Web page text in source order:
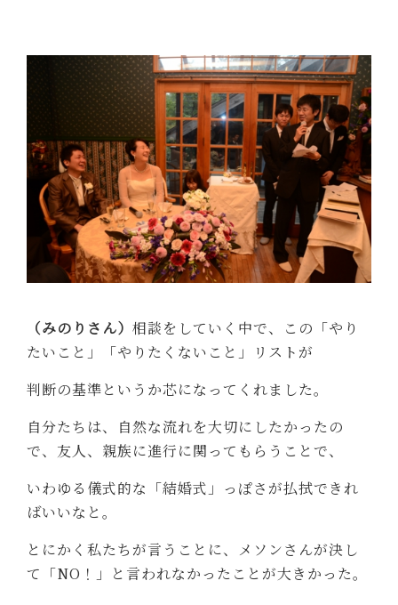
（みのりさん）相談をしていく中で、この「やり
たいこと」「やりたくないこと」リストが
判断の基準というか芯になってくれました。
自分たちは、自然な流れを大切にしたかったの
で、友人、親族に進行に関ってもらうことで、
いわゆる儀式的な「結婚式」っぽさが払拭できれ
ばいいなと。
とにかく私たちが言うことに、メソンさんが決し
て「NO！」と言われなかったことが大きかった。